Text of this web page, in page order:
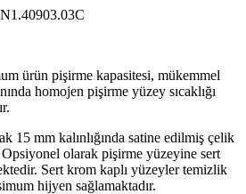
ürün pişirme kapasitesi, mükemmel
homojen pişirme yüzey sıcaklığı
15 mm kalınlığında satine edilmiş çelik
olarak pişirme yüzeyine sert
Sert krom kaplı yüzeyler temizlik
hijyen sağlamaktadır.